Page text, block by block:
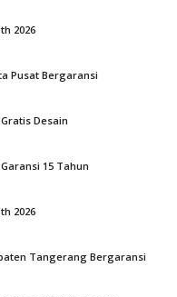
2026
Pusat Bergaransi
Desain
15 Tahun
2026
Tangerang Bergaransi